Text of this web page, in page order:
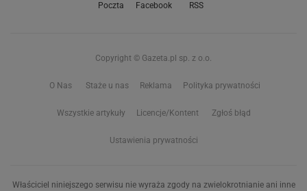
Poczta Facebook RSS
Copyright © Gazeta.pl sp. z o.o.
O Nas Staże u nas Reklama Polityka prywatności
Wszystkie artykuły Licencje/Kontent Zgłoś błąd
Ustawienia prywatności
Właściciel niniejszego serwisu nie wyraża zgody na zwielokrotnianie ani inne